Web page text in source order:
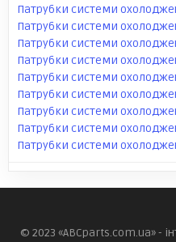
Патрубки системи
Патрубки системи
Патрубки системи
Патрубки системи
Патрубки системи
Патрубки системи
Патрубки системи
Патрубки системи
Патрубки системи
© 2023 «ABCparts.com.ua» -